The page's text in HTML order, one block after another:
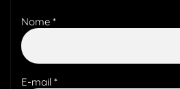
Nome *
E-mail *